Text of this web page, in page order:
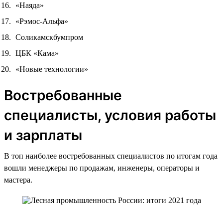
«Наяда»
«Рэмос-Альфа»
Соликамскбумпром
ЦБК «Кама»
«Новые технологии»
Востребованные
специалисты, условия работы
и зарплаты
В топ наиболее востребованных специалистов по итогам года
вошли менеджеры по продажам, инженеры, операторы и
мастера.